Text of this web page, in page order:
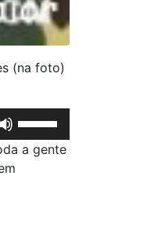
(na foto)
setas
a gente